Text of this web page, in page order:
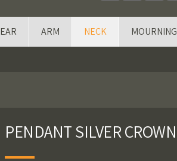
EAR ARM NECK MOURNING
PENDANT SILVER CROWN